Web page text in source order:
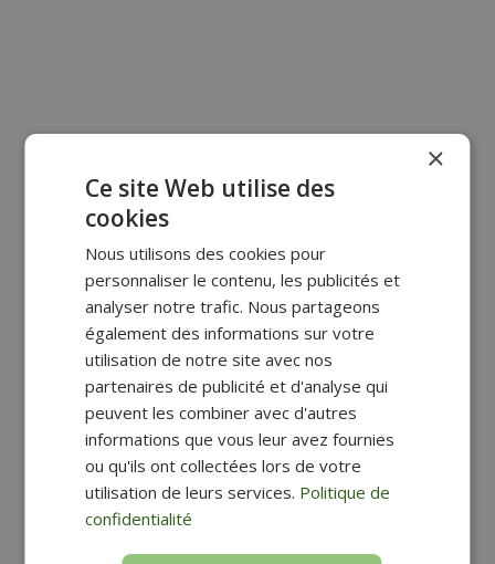
BLOC DE
CLASSEMENT 5
TIROIRS SMOOVE
53,10€
BLOC DE
CLASSEMENT 5
TIROIRS SMOOVE
53,10€
×
Ce site Web utilise des
cookies
Nous utilisons des cookies pour
personnaliser le contenu, les publicités et
analyser notre trafic. Nous partageons
également des informations sur votre
utilisation de notre site avec nos
partenaires de publicité et d'analyse qui
peuvent les combiner avec d'autres
informations que vous leur avez fournies
ou qu'ils ont collectées lors de votre
utilisation de leurs services. Politique de
confidentialité